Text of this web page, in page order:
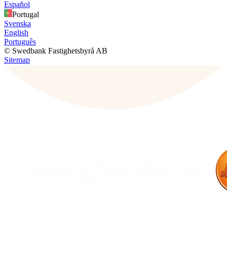
Español
Portugal
Svenska
English
Português
© Swedbank Fastighetsbyrå AB
Sitemap